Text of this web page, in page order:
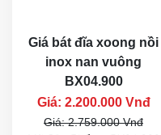
Giá bát đĩa xoong nồi
inox nan vuông
BX04.900
Giá: 2.200.000 Vnđ
Giá: 2.759.000 Vnđ